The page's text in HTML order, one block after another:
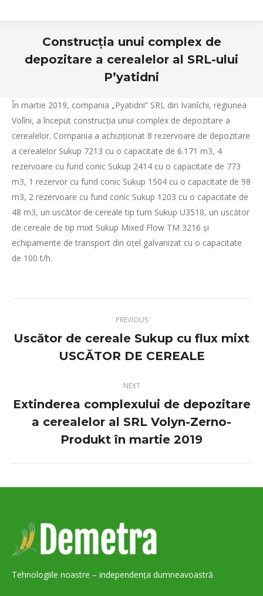
Construcția unui complex de
depozitare a cerealelor al SRL-ului
P’yatidni
În martie 2019, compania „Pyatidni” SRL din Ivanîchi, regiunea
Volîni, a început construcția unui complex de depozitare a
cerealelor. Compania a achiziționat 8 rezervoare de depozitare
a cerealelor Sukup 7213 cu o capacitate de 6.171 m3, 4
rezervoare cu fund conic Sukup 2414 cu o capacitate de 773
m3, 1 rezervor cu fund conic Sukup 1504 cu o capacitate de 98
m3, 2 rezervoare cu fund conic Sukup 1203 cu o capacitate de
48 m3, un uscător de cereale tip turn Sukup U3518, un uscător
de cereale de tip mixt Sukup Mixed Flow TM 3216 și
echipamente de transport din oțel galvanizat cu o capacitate
de 100 t/h.
PREVIOUS
Previous
project:
Uscător de cereale Sukup cu flux mixt
USCĂTOR DE CEREALE
NEXT
Next
project:
Extinderea complexului de depozitare
a cerealelor al SRL Volyn-Zerno-
Produkt în martie 2019
Tehnologiile noastre – independența dumneavoastră